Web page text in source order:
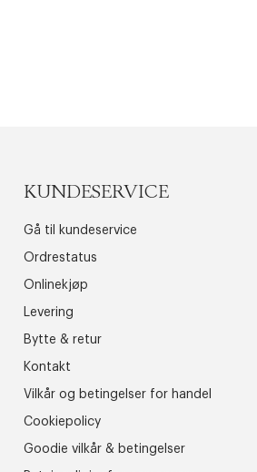
KUNDESERVICE
Gå til kundeservice
Ordrestatus
Onlinekjøp
Levering
Bytte & retur
Kontakt
Vilkår og betingelser for handel
Cookiepolicy
Goodie vilkår & betingelser